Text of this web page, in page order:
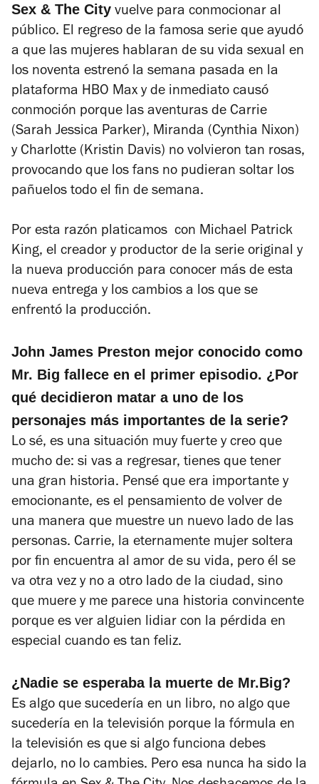
Sex & The City vuelve para conmocionar al
público. El regreso de la famosa serie que ayudó
a que las mujeres hablaran de su vida sexual en
los noventa estrenó la semana pasada en la
plataforma HBO Max y de inmediato causó
conmoción porque las aventuras de Carrie
(Sarah Jessica Parker), Miranda (Cynthia Nixon)
y Charlotte (Kristin Davis) no volvieron tan rosas,
provocando que los fans no pudieran soltar los
pañuelos todo el fin de semana.
Por esta razón platicamos con Michael Patrick
King, el creador y productor de la serie original y
la nueva producción para conocer más de esta
nueva entrega y los cambios a los que se
enfrentó la producción.
John James Preston mejor conocido como
Mr. Big fallece en el primer episodio. ¿Por
qué decidieron matar a uno de los
personajes más importantes de la serie?
Lo sé, es una situación muy fuerte y creo que
mucho de: si vas a regresar, tienes que tener
una gran historia. Pensé que era importante y
emocionante, es el pensamiento de volver de
una manera que muestre un nuevo lado de las
personas. Carrie, la eternamente mujer soltera
por fin encuentra al amor de su vida, pero él se
va otra vez y no a otro lado de la ciudad, sino
que muere y me parece una historia convincente
porque es ver alguien lidiar con la pérdida en
especial cuando es tan feliz.
¿Nadie se esperaba la muerte de Mr.Big?
Es algo que sucedería en un libro, no algo que
sucedería en la televisión porque la fórmula en
la televisión es que si algo funciona debes
dejarlo, no lo cambies. Pero esa nunca ha sido la